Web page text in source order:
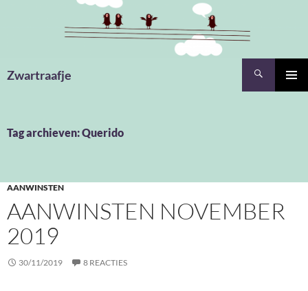
Zwartraafje
Tag archieven: Querido
AANWINSTEN
AANWINSTEN NOVEMBER
2019
30/11/2019 8 REACTIES